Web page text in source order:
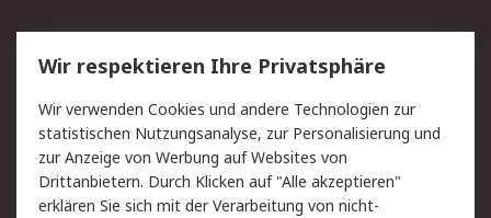
Service
Value Added Services
Lieferlösungen
Rücksendung/Entsorgung Kontakt
Hilfe
Rechtliches
Wir respektieren Ihre Privatsphäre
Wir verwenden Cookies und andere Technologien zur
statistischen Nutzungsanalyse, zur Personalisierung und
zur Anzeige von Werbung auf Websites von
Drittanbietern. Durch Klicken auf "Alle akzeptieren"
erklären Sie sich mit der Verarbeitung von nicht-